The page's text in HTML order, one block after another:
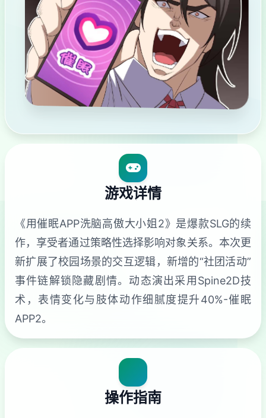
游戏详情
《用催眠APP洗脑高傲大小姐2》是爆款SLG的续
作，享受者通过策略性选择影响对象关系。本次更
新扩展了校园场景的交互逻辑，新增的“社团活动”
事件链解锁隐藏剧情。动态演出采用Spine2D技
术，表情变化与肢体动作细腻度提升40%-催眠
APP2。
操作指南